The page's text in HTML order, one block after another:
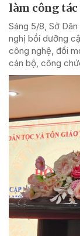
làm công
Sáng 5/8, Sở
nghị bồi dưỡng
công nghệ, đổi
cán bộ, công